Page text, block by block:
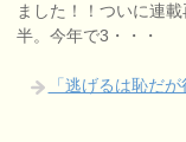
ました！！ついに連
半。今年で3・・・
「逃げるは恥だ